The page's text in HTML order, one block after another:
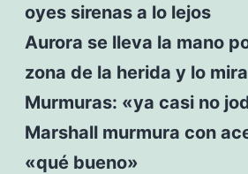
oyes sirenas a lo lejos
Aurora se lleva la mano
zona de la herida y lo mira
Murmuras: «ya casi no
Marshall murmura con
«qué bueno»